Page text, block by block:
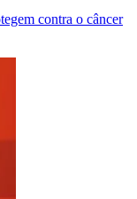
contra o câncer